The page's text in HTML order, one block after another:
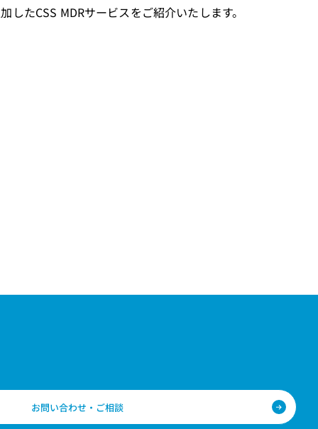
たCSS MDRサービスをご紹介いたします。
お問い合わせ・ご相談